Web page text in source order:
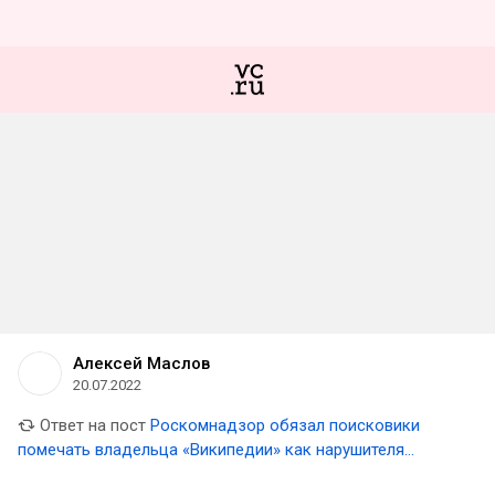
Алексей Маслов
20.07.2022
Ответ на пост Роскомнадзор обязал поисковики
помечать владельца «Википедии» как нарушителя